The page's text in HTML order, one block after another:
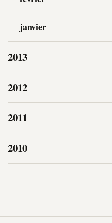
janvier
2013
2012
2011
2010